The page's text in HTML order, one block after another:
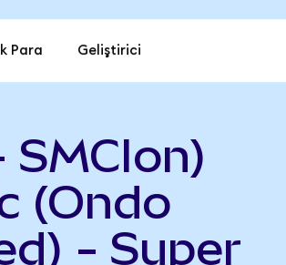
Para Geliştirici
(Ondo
- Super